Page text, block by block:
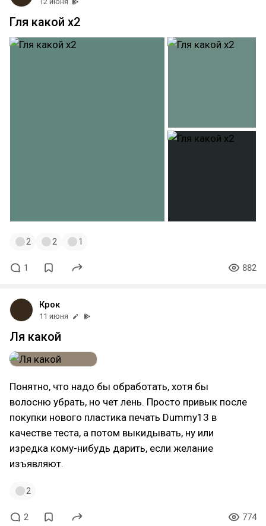
Гля какой х2
2 2 1
1 882
Крок
11 июня
Ля какой
Понятно, что надо бы обработать, хотя бы
волосню убрать, но чет лень. Просто привык после
покупки нового пластика печать Dummy13 в
качестве теста, а потом выкидывать, ну или
изредка кому-нибудь дарить, если желание
изъявляют.
2
2 774